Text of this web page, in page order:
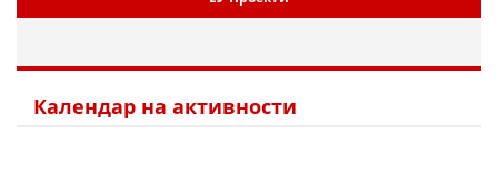
Календар на активности